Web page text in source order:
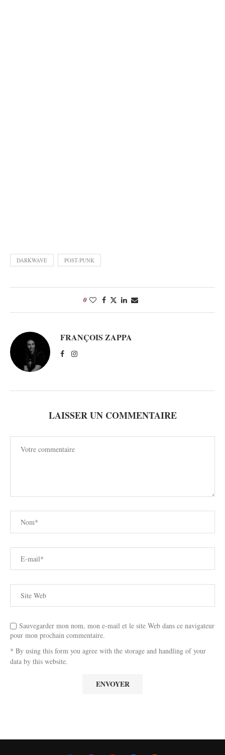
DARKWAVE POST-PUNK
0
FRANÇOIS ZAPPA
LAISSER UN COMMENTAIRE
Sauvegarder mon nom, mon e-mail et le site Web dans ce navigateur
pour mon prochain commentaire.
* By using this form you agree with the storage and handling of your
data by this website.